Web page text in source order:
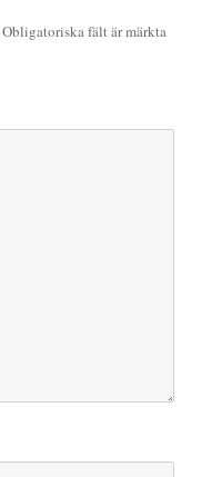
Obligatoriska fält är märkta